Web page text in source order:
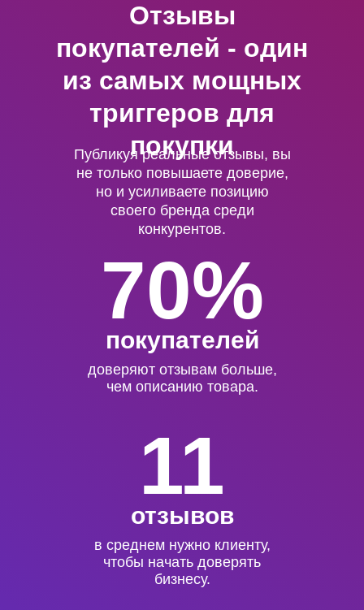
Отзывы
покупателей - один
из самых мощных
триггеров для
покупки
Публикуя реальные отзывы, вы
не только повышаете доверие,
но и усиливаете позицию
своего бренда среди
конкурентов.
70%
покупателей
доверяют отзывам больше,
чем описанию товара.
11
отзывов
в среднем нужно клиенту,
чтобы начать доверять
бизнесу.